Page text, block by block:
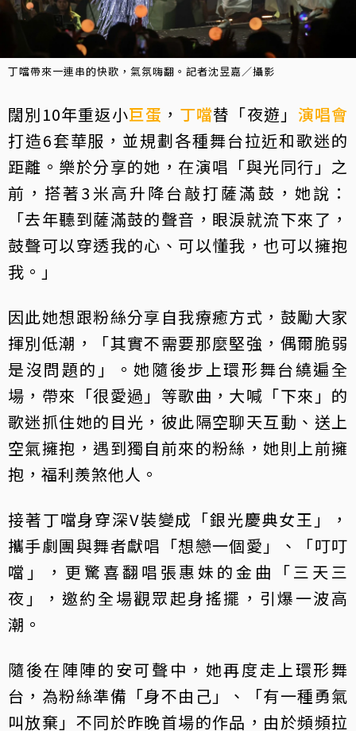
丁噹帶來一連串的快歌，氣氛嗨翻。記者沈昱嘉／攝影
闊別10年重返小巨蛋 ， 丁噹替「夜遊」 演唱會
打造6套華服，並規劃各種舞台拉近和歌迷的
距離。樂於分享的她，在演唱「與光同行」之
前，搭著3米高升降台敲打薩滿鼓，她說：
「去年聽到薩滿鼓的聲音，眼淚就流下來了，
鼓聲可以穿透我的心、可以懂我，也可以擁抱
我。」
因此她想跟粉絲分享自我療癒方式，鼓勵大家
揮別低潮，「其實不需要那麼堅強，偶爾脆弱
是沒問題的」。她隨後步上環形舞台繞遍全
場，帶來「很愛過」等歌曲，大喊「下來」的
歌迷抓住她的目光，彼此隔空聊天互動、送上
空氣擁抱，遇到獨自前來的粉絲，她則上前擁
抱，福利羨煞他人。
接著丁噹身穿深V裝變成「銀光慶典女王」，
攜手劇團與舞者獻唱「想戀一個愛」、「叮叮
噹」，更驚喜翻唱張惠妹的金曲「三天三
夜」，邀約全場觀眾起身搖擺，引爆一波高
潮。
隨後在陣陣的安可聲中，她再度走上環形舞
台，為粉絲準備「身不由己」、「有一種勇氣
叫放棄」不同於昨晚首場的作品，由於頻頻拉